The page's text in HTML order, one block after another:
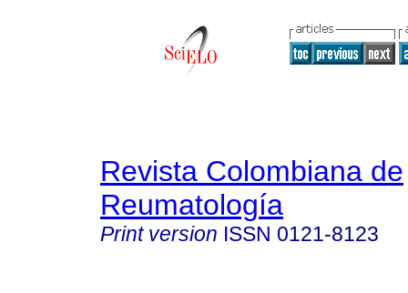
Revista Colombiana de
Reumatología
Print version ISSN 0121-8123